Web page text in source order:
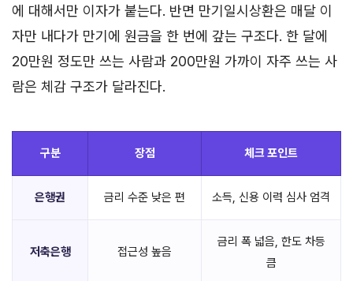
에 대해서만 이자가 붙는다. 반면 만기일시상환은 매달 이
자만 내다가 만기에 원금을 한 번에 갚는 구조다. 한 달에
20만원 정도만 쓰는 사람과 200만원 가까이 자주 쓰는 사
람은 체감 구조가 달라진다.
구분 장점 체크 포인트
은행권 금리 수준 낮은 편 소득, 신용 이력 심사 엄격
저축은행 접근성 높음
금리 폭 넓음, 한도 차등
큼